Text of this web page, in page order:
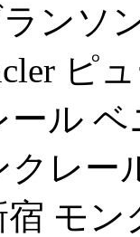
ンソ
ピ
ール
クレー
宿 モ